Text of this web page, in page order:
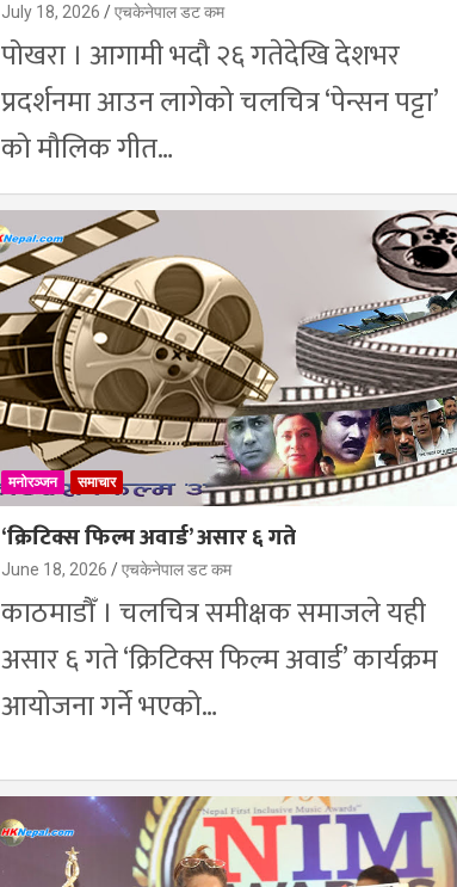
July 18, 2026 एचकेनेपाल डट कम
पोखरा । आगामी भदौ २६ गतेदेखि देशभर
प्रदर्शनमा आउन लागेको चलचित्र ‘पेन्सन पट्टा’
को मौलिक गीत…
मनोरञ्जन समाचार
‘क्रिटिक्स फिल्म अवार्ड’ असार ६ गते
June 18, 2026 एचकेनेपाल डट कम
काठमाडौँ । चलचित्र समीक्षक समाजले यही
असार ६ गते ‘क्रिटिक्स फिल्म अवार्ड’ कार्यक्रम
आयोजना गर्ने भएको…